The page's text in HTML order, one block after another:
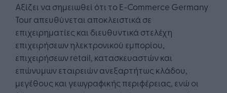
Αξίζει να σημειωθεί ότι το E-Commerce Germany
Tour απευθύνεται αποκλειστικά σε
επιχειρηματίες και διευθυντικά στελέχη
επιχειρήσεων ηλεκτρονικού εμπορίου,
επιχειρήσεων retail, κατασκευαστών και
επώνυμων εταιρειών ανεξαρτήτως κλάδου,
μεγέθους και γεωγραφικής περιφέρειας, ενώ οι